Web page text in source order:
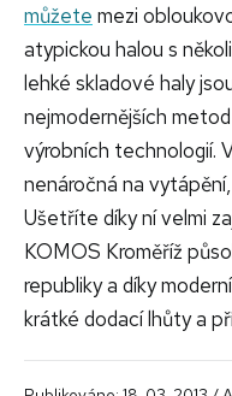
můžete mezi
atypickou halou s
lehké skladové haly
nejmodernějších
výrobních technologií.
nenáročná na
Ušetříte díky ní velmi
KOMOS Kroměříž
republiky a díky
krátké dodací lhůty a